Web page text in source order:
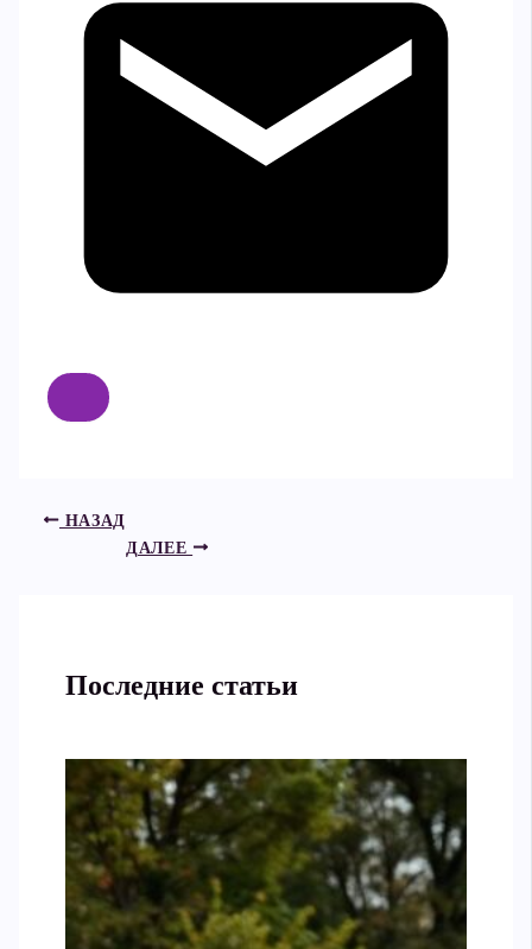
НАЗАД
ДАЛЕЕ
Последние статьи